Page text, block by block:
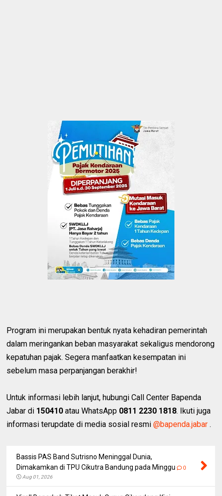
Program ini merupakan bentuk nyata kehadiran pemerintah
dalam meringankan beban masyarakat sekaligus mendorong
kepatuhan pajak. Segera manfaatkan kesempatan ini
sebelum masa perpanjangan berakhir!
Untuk informasi lebih lanjut, hubungi Call Center Bapenda
Jabar di 150410 atau WhatsApp 0811 2230 1818. Ikuti juga
informasi terupdate di media sosial resmi@bapenda.jabar .
Bassis PAS Band Sutrisno Meninggal Dunia,
Dimakamkan di TPU Cikutra Bandung pada Minggu
0
Aug 01, 2026